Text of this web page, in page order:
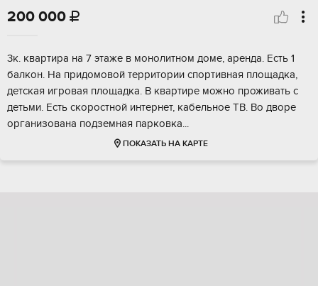
200 000 
3к. квартира на 7 этаже в монолитном доме, аренда. Есть 1
балкон. На придомовой территории спортивная площадка,
детская игровая площадка. В квартире можно проживать с
детьми. Есть скоростной интернет, кабельное ТВ. Во дворе
организована подземная парковка...
ПОКАЗАТЬ НА КАРТЕ